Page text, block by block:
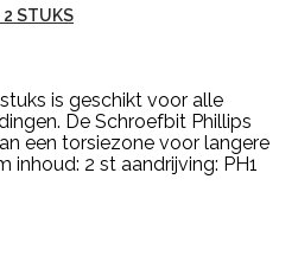
2 STUKS
is geschikt voor alle
De Schroefbit Phillips
een torsiezone voor langere
inhoud: 2 st aandrijving: PH1